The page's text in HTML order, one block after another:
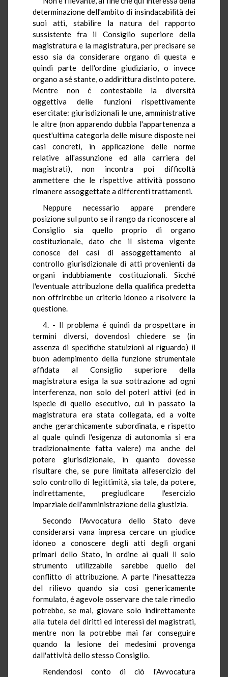
determinazione dell'ambito di insindacabilità dei
suoi atti, stabilire la natura del rapporto
sussistente fra il Consiglio superiore della
magistratura e la magistratura, per precisare se
esso sia da considerare organo di questa e
quindi parte dell'ordine giudiziario, o invece
organo a sé stante, o addirittura distinto potere.
Mentre non é contestabile la diversità
oggettiva delle funzioni rispettivamente
esercitate: giurisdizionali le une, amministrative
le altre (non apparendo dubbia l'appartenenza a
quest'ultima categoria delle misure disposte nei
casi concreti, in applicazione delle norme
relative all'assunzione ed alla carriera del
magistrati), non incontra poi difficoltà
ammettere che le rispettive attività possono
rimanere assoggettate a differenti trattamenti.
Neppure necessario appare prendere
posizione sul punto se il rango da riconoscere al
Consiglio sia quello proprio di organo
costituzionale, dato che il sistema vigente
conosce del casi di assoggettamento al
controllo giurisdizionale di atti provenienti da
organi indubbiamente costituzionali. Sicché
l'eventuale attribuzione della qualifica predetta
non offrirebbe un criterio idoneo a risolvere la
questione.
4. - Il problema é quindi da prospettare in
termini diversi, dovendosi chiedere se (in
assenza di specifiche statuizioni al riguardo) il
buon adempimento della funzione strumentale
affidata al Consiglio superiore della
magistratura esiga la sua sottrazione ad ogni
interferenza, non solo del poteri attivi (ed in
ispecie di quello esecutivo, cui in passato la
magistratura era stata collegata, ed a volte
anche gerarchicamente subordinata, e rispetto
al quale quindi l'esigenza di autonomia si era
tradizionalmente fatta valere) ma anche del
potere giurisdizionale, in quanto dovesse
risultare che, se pure limitata all'esercizio del
solo controllo di legittimità, sia tale, da potere,
indirettamente, pregiudicare l'esercizio
imparziale dell'amministrazione della giustizia.
Secondo l'Avvocatura dello Stato deve
considerarsi vana impresa cercare un giudice
idoneo a conoscere degli atti degli organi
primari dello Stato, in ordine ai quali il solo
strumento utilizzabile sarebbe quello del
conflitto di attribuzione. A parte l'inesattezza
del rilievo quando sia così genericamente
formulato, é agevole osservare che tale rimedio
potrebbe, se mai, giovare solo indirettamente
alla tutela del diritti ed interessi del magistrati,
mentre non la potrebbe mai far conseguire
quando la lesione dei medesimi provenga
dall'attività dello stesso Consiglio.
Rendendosi conto di ciò l'Avvocatura